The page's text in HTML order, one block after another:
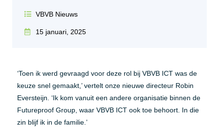
VBVB Nieuws
15 januari, 2025
‘Toen ik werd gevraagd voor deze rol bij VBVB ICT was de
keuze snel gemaakt,’ vertelt onze nieuwe directeur Robin
Eversteijn. ‘Ik kom vanuit een andere organisatie binnen de
Futureproof Group, waar VBVB ICT ook toe behoort. In die
zin blijf ik in de familie.’